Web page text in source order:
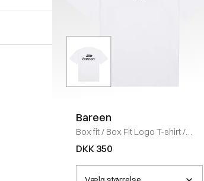
Bareen
Box fit/ Box Fit Logo T-shirt/
WHITE
DKK 350